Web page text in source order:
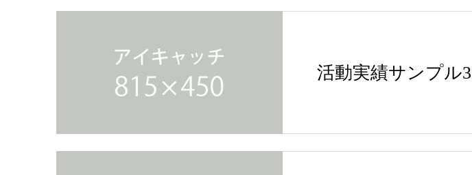
活動実績サンプル3